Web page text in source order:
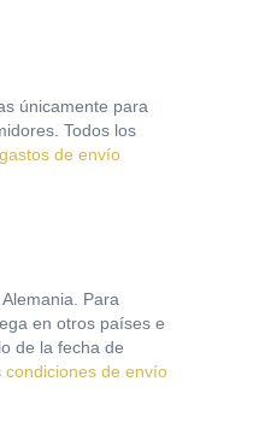
únicamente para
Todos los
gastos de envío
Para
en otros países e
de la fecha de
condiciones de envío